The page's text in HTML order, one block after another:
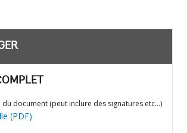
document (peut inclure des signatures etc…)
(PDF)